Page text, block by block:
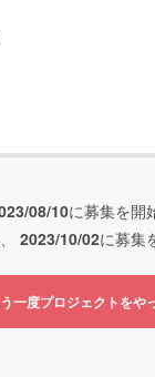
08/10に募集を開
2023/10/02に募集
一度プロジェクトをや